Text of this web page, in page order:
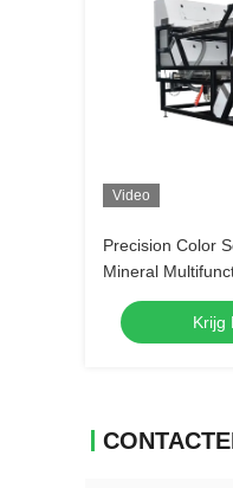
Video
Precision Color
Mineral
Aluminium Ore
Sensor 99,9%Krijg